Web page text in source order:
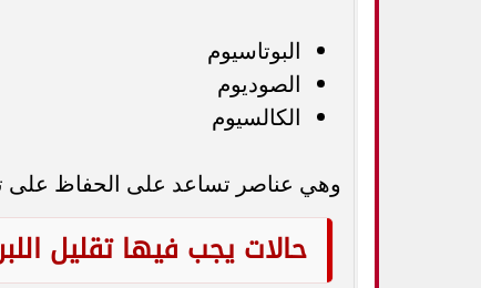
البوتاسيوم
الصوديوم
الكالسيوم
وهي عناصر تساعد على الحفاظ على
حالات يجب فيها تقليل